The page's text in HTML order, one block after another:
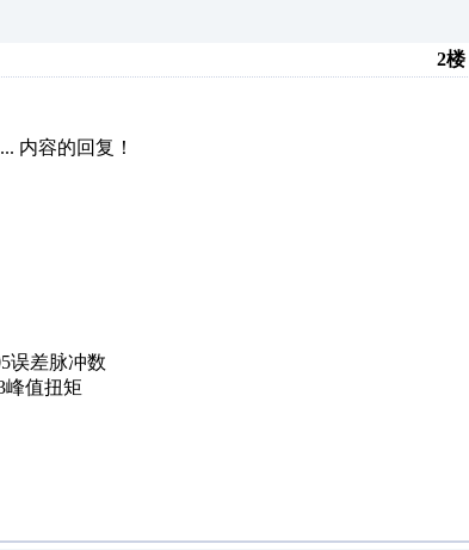
2楼
内容的回复！
误差脉冲数
值扭矩